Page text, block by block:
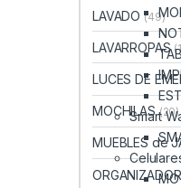
Smart
LAVADO(49)
LAVARROPAS
LUCES DE
MOCHILAS(20)
MUEBLES de